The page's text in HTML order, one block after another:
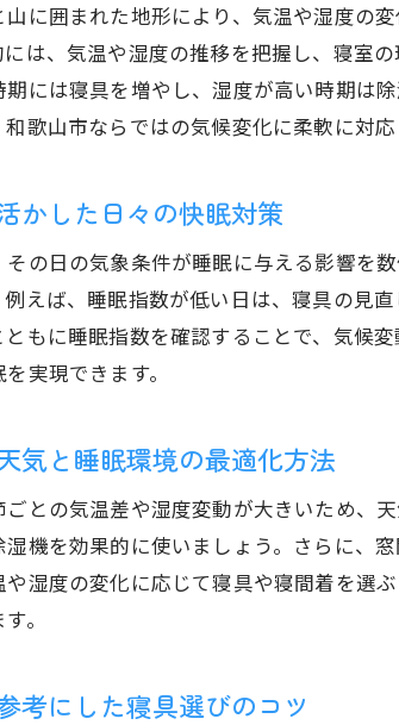
和歌
に囲まれた地形により、気温や湿度の
は、気温や湿度の推移を把握し、寝室
期には寝具を増やし、湿度が高い時期は
歌山市ならではの気候変化に柔軟に対応
かした日々の快眠対策
の日の気象条件が睡眠に与える影響を
例えば、睡眠指数が低い日は、寝具の見
もに睡眠指数を確認することで、気候
実現できます。
気と睡眠環境の最適化方法
との気温差や湿度変動が大きいため、
湿機を効果的に使いましょう。さらに、
や湿度の変化に応じて寝具や寝間着を選
。
考にした寝具選びのコツ